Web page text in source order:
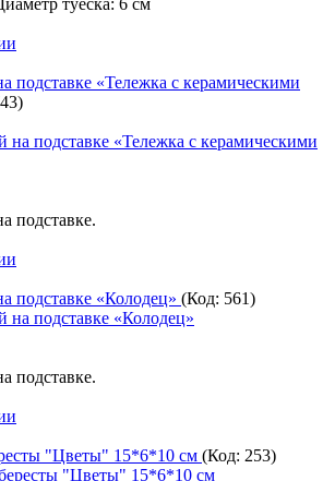
подставке «Тележка с керамическими
)
подставке.
подставке «Колодец» (Код: 561)
подставке.
"Цветы" 15*6*10 см (Код: 253)